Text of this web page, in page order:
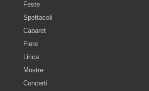
Feste
Spettacoli
Cabaret
Fiere
Lirica
Mostre
Concerti